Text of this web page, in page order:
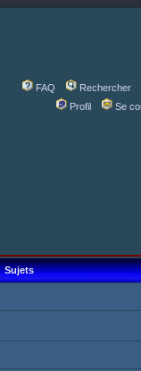
FAQ Rechercher
Profil
Se
Sujets